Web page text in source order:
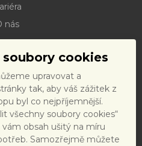
cookies
upravovat a
tak, aby váš zážitek z
byl co nejpříjemnější.
všechny soubory cookies“
obsah ušitý na míru
Samozřejmě můžete
nás
ke stažení
řád
formulář
a právní předpisy